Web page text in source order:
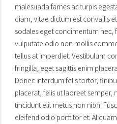
malesuada fames ac turpis
diam, vitae dictum est convallis
sodales eget condimentum nec,
vulputate odio non mollis
tellus at imperdiet. Vestibulum
fringilla, eget sagittis enim
Donec interdum felis tortor,
placerat, felis ut laoreet semper,
tincidunt elit metus non nibh.
eleifend odio porttitor et.